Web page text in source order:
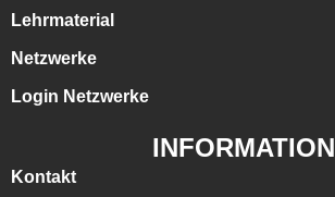
Lehrmaterial
Netzwerke
Login Netzwerke
INFORMATION
Kontakt